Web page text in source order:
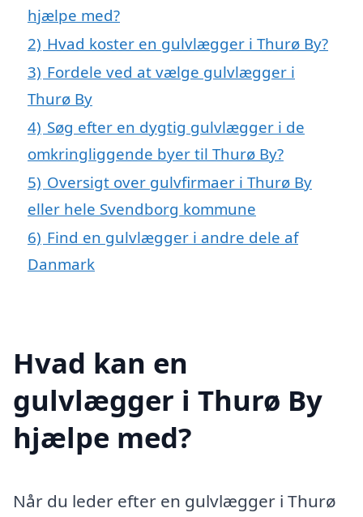
hjælpe med?
2) Hvad koster en gulvlægger i Thurø By?
3) Fordele ved at vælge gulvlægger i
Thurø By
4) Søg efter en dygtig gulvlægger i de
omkringliggende byer til Thurø By?
5) Oversigt over gulvfirmaer i Thurø By
eller hele Svendborg kommune
6) Find en gulvlægger i andre dele af
Danmark
Hvad kan en
gulvlægger i Thurø By
hjælpe med?
Når du leder efter en gulvlægger i Thurø